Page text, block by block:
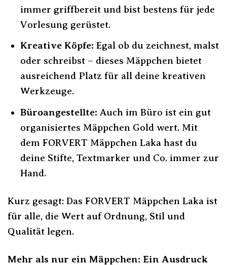
immer griffbereit und bist bestens für jede
Vorlesung gerüstet.
Kreative Köpfe: Egal ob du zeichnest, malst
oder schreibst – dieses Mäppchen bietet
ausreichend Platz für all deine kreativen
Werkzeuge.
Büroangestellte: Auch im Büro ist ein gut
organisiertes Mäppchen Gold wert. Mit
dem FORVERT Mäppchen Laka hast du
deine Stifte, Textmarker und Co. immer zur
Hand.
Kurz gesagt: Das FORVERT Mäppchen Laka ist
für alle, die Wert auf Ordnung, Stil und
Qualität legen.
Mehr als nur ein Mäppchen: Ein Ausdruck